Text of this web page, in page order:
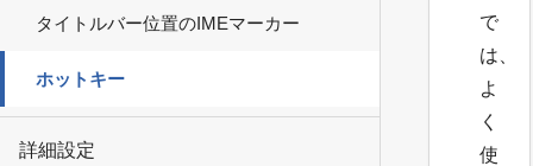
タイトルバー位置のIMEマーカー
ホットキー
詳細設定
で
は、
よ
く
使